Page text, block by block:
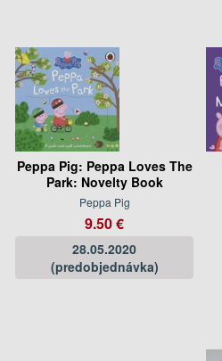
Peppa Pig: Peppa Loves The
Park: Novelty Book
Peppa Pig
9.50 €
28.05.2020
(predobjednávka)